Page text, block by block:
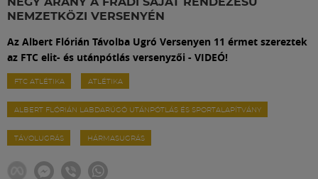
NEMZETKÖZI VERSENYÉN
Az Albert Flórián Távolba Ugró Versenyen 11 érmet szereztek
az FTC elit- és utánpótlás versenyzői - VIDEÓ!
FTC ATLÉTIKA ATLÉTIKA
ALBERT FLÓRIÁN LABDARÚGÓ UTÁNPÓTLÁS ÉS SPORTALAPÍTVÁNY
TÁVOLUGRÁS HÁRMASUGRÁS
Meccscenter
Klub
Szolgáltatások